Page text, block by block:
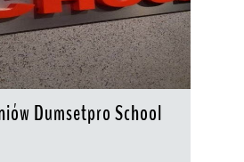
Dumsetpro School